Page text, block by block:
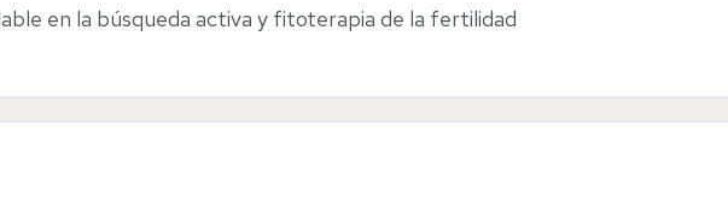
en la búsqueda activa y fitoterapia de la fertilidad